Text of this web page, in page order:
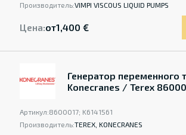
Производитель:VIMPI VISCOUS LIQUID PUMPS
Цена:от1,400 €
Генератор переменного
Konecranes / Terex
Артикул:8600017; K6141561
Производитель:TEREX, KONECRANES